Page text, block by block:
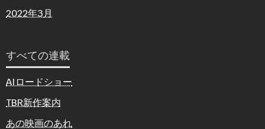
2022年3月
すべての連載
AIロードショー
TBR新作案内
あの映画のあれ